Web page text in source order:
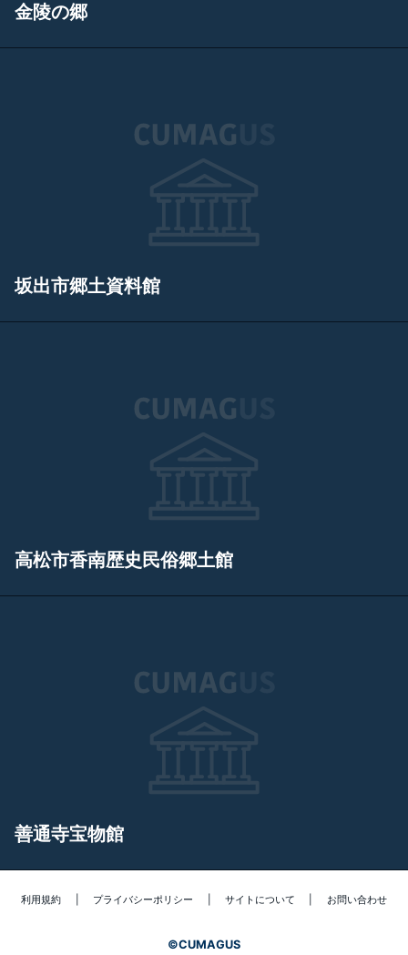
金陵の郷
坂出市郷土資料館
高松市香南歴史民俗郷土館
善通寺宝物館
利用規約 プライバシーポリシー サイトについて お問い合わせ
©CUMAGUS